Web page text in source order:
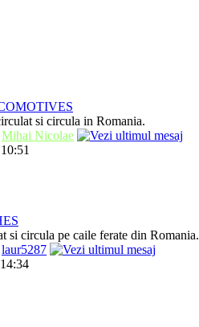
si circula in Romania.
Mihai Nicolae
si circula pe caile ferate din Romania.
laur5287